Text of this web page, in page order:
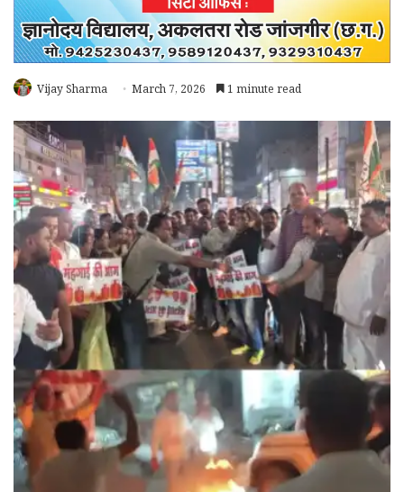
Vijay Sharma March 7, 2026 1 minute read